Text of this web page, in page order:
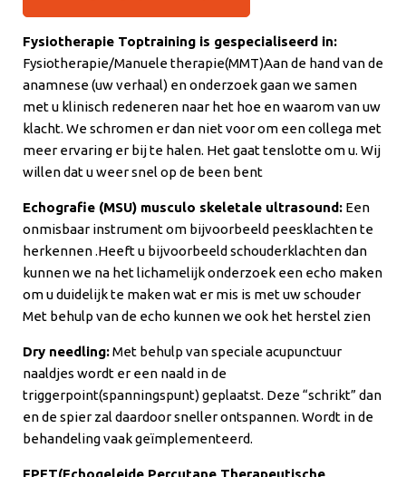
Fysiotherapie Toptraining is gespecialiseerd in:
Fysiotherapie/Manuele therapie(MMT)Aan de hand van de
anamnese (uw verhaal) en onderzoek gaan we samen
met u klinisch redeneren naar het hoe en waarom van uw
klacht. We schromen er dan niet voor om een collega met
meer ervaring er bij te halen. Het gaat tenslotte om u. Wij
willen dat u weer snel op de been bent
Echografie (MSU) musculo skeletale ultrasound: Een
onmisbaar instrument om bijvoorbeeld peesklachten te
herkennen .Heeft u bijvoorbeeld schouderklachten dan
kunnen we na het lichamelijk onderzoek een echo maken
om u duidelijk te maken wat er mis is met uw schouder
Met behulp van de echo kunnen we ook het herstel zien
Dry needling:Met behulp van speciale acupunctuur
naaldjes wordt er een naald in de
triggerpoint(spanningspunt) geplaatst. Deze “schrikt” dan
en de spier zal daardoor sneller ontspannen. Wordt in de
behandeling vaak geïmplementeerd.
EPET(Echogeleide Percutane Therapeutische